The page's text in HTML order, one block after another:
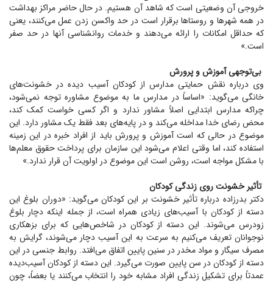
خروجی آن وضعیتی است که شاهد آن هستیم. در حال حاضر مراکز بهداشت
در همه شهر‌ها و روستا‌ها برقرار است در حد واکسن زدن عمل می‌کنند، یعنی
که حداقل امکانات را ارائه می‌دهند و خدمات روانشناسی آنها در حد صفر
است.»
بی‌توجهی آموزش و پرورش
وی درباره نقش حمایتی مدارس از کودکان آسیب دیده در خشونت‌های
خانگی می‌گوید: «اساساً در مدارس ما به موضوع مشاوره توجه نمی‌شود،
چراکه مدارس ابتدایی اصلاً مشاور ندارد و اگر کسی خواست کمک کند،
محض رضای خدا مداخله می‌کند و در پایه‌های بعد فقط یک مشاور دارد. این
موضوع در حالی که است آموزش و پرورش باید از افراد خبره در این زمینه
استفاده کند، اما وقتی اعلام می‌شود این سازمان برای پرداخت حقوق معلم‌ها
با مشکل مواجه است، روشن است این موضوع در اولویت آن قرار ندارد.»
تأثیر خشونت روی زندگی کودکان
دکتر بدرزاده درباره تأثیر خشونت بر این کودکان می‌گوید: «دوران بلوغ این
دسته از کودکان با آسیب‌های زیادی همراه است، از جمله اینکه دچار بلوغ
زودرس می‌شوند. این دسته از کودکان در شاخص‌هایی که برای بزهکاری
نوجوانان تعریف می‌کنیم به سرعت به این آسیب دچار می‌شوند، گرایش به
مصرف سیگار و مواد مخدر در سنین پایین اتفاق می‌افتد. روابط جنسی در این
دسته از کودکان در سن پایین صورت می‌گیرد. این دسته از کودکان آسیب‌دیده
عمدتاً برای تشکیل زندگی افراد مشابه خود را انتخاب می‌کنند یا بعضاً، چون